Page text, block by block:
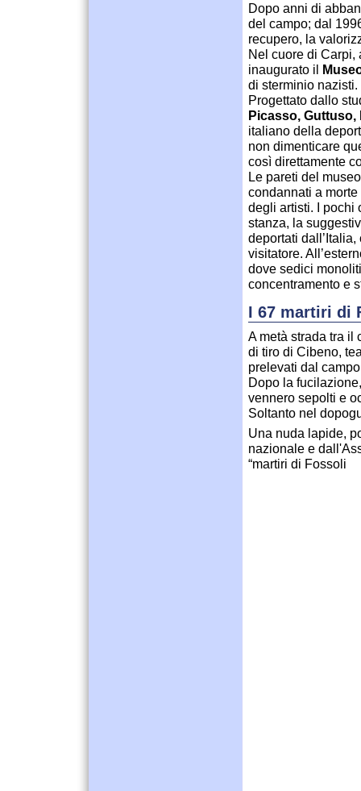
Dopo anni di
del campo; dal
recupero, la
Nel cuore di Carpi,
inaugurato il
di sterminio nazisti.
Progettato dallo
Picasso, Guttuso,
italiano della
non dimenticare
così direttamente
Le pareti del
condannati a
degli artisti. I pochi
stanza, la
deportati
visitatore.
dove sedici
concentramento e
I 67 martiri di
A metà strada tra il
di tiro di Cibeno,
prelevati dal
Dopo la
vennero sepolti e
Soltanto nel
Una nuda lapide,
nazionale e
“martiri di Fossoli